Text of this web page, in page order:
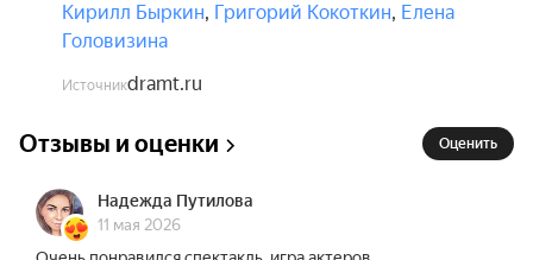
Приходите. Подумаем о душе.
В состав исполнителей могут быть внесены
Кирилл Быркин, Григорий Кокоткин, Елена
Головизина
Источникdramt.ru
Отзывы и оценки Оценить
Надежда Путилова
11 мая 2026